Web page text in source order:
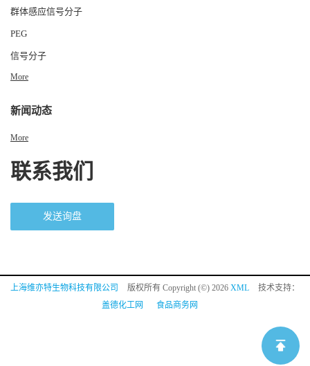
群体感应信号分子
PEG
信号分子
More
新闻动态
More
联系我们
发送询盘
上海维亦特生物科技有限公司 版权所有 Copyright (©) 2026 XML
技术支持：
盖德化工网
食品商务网